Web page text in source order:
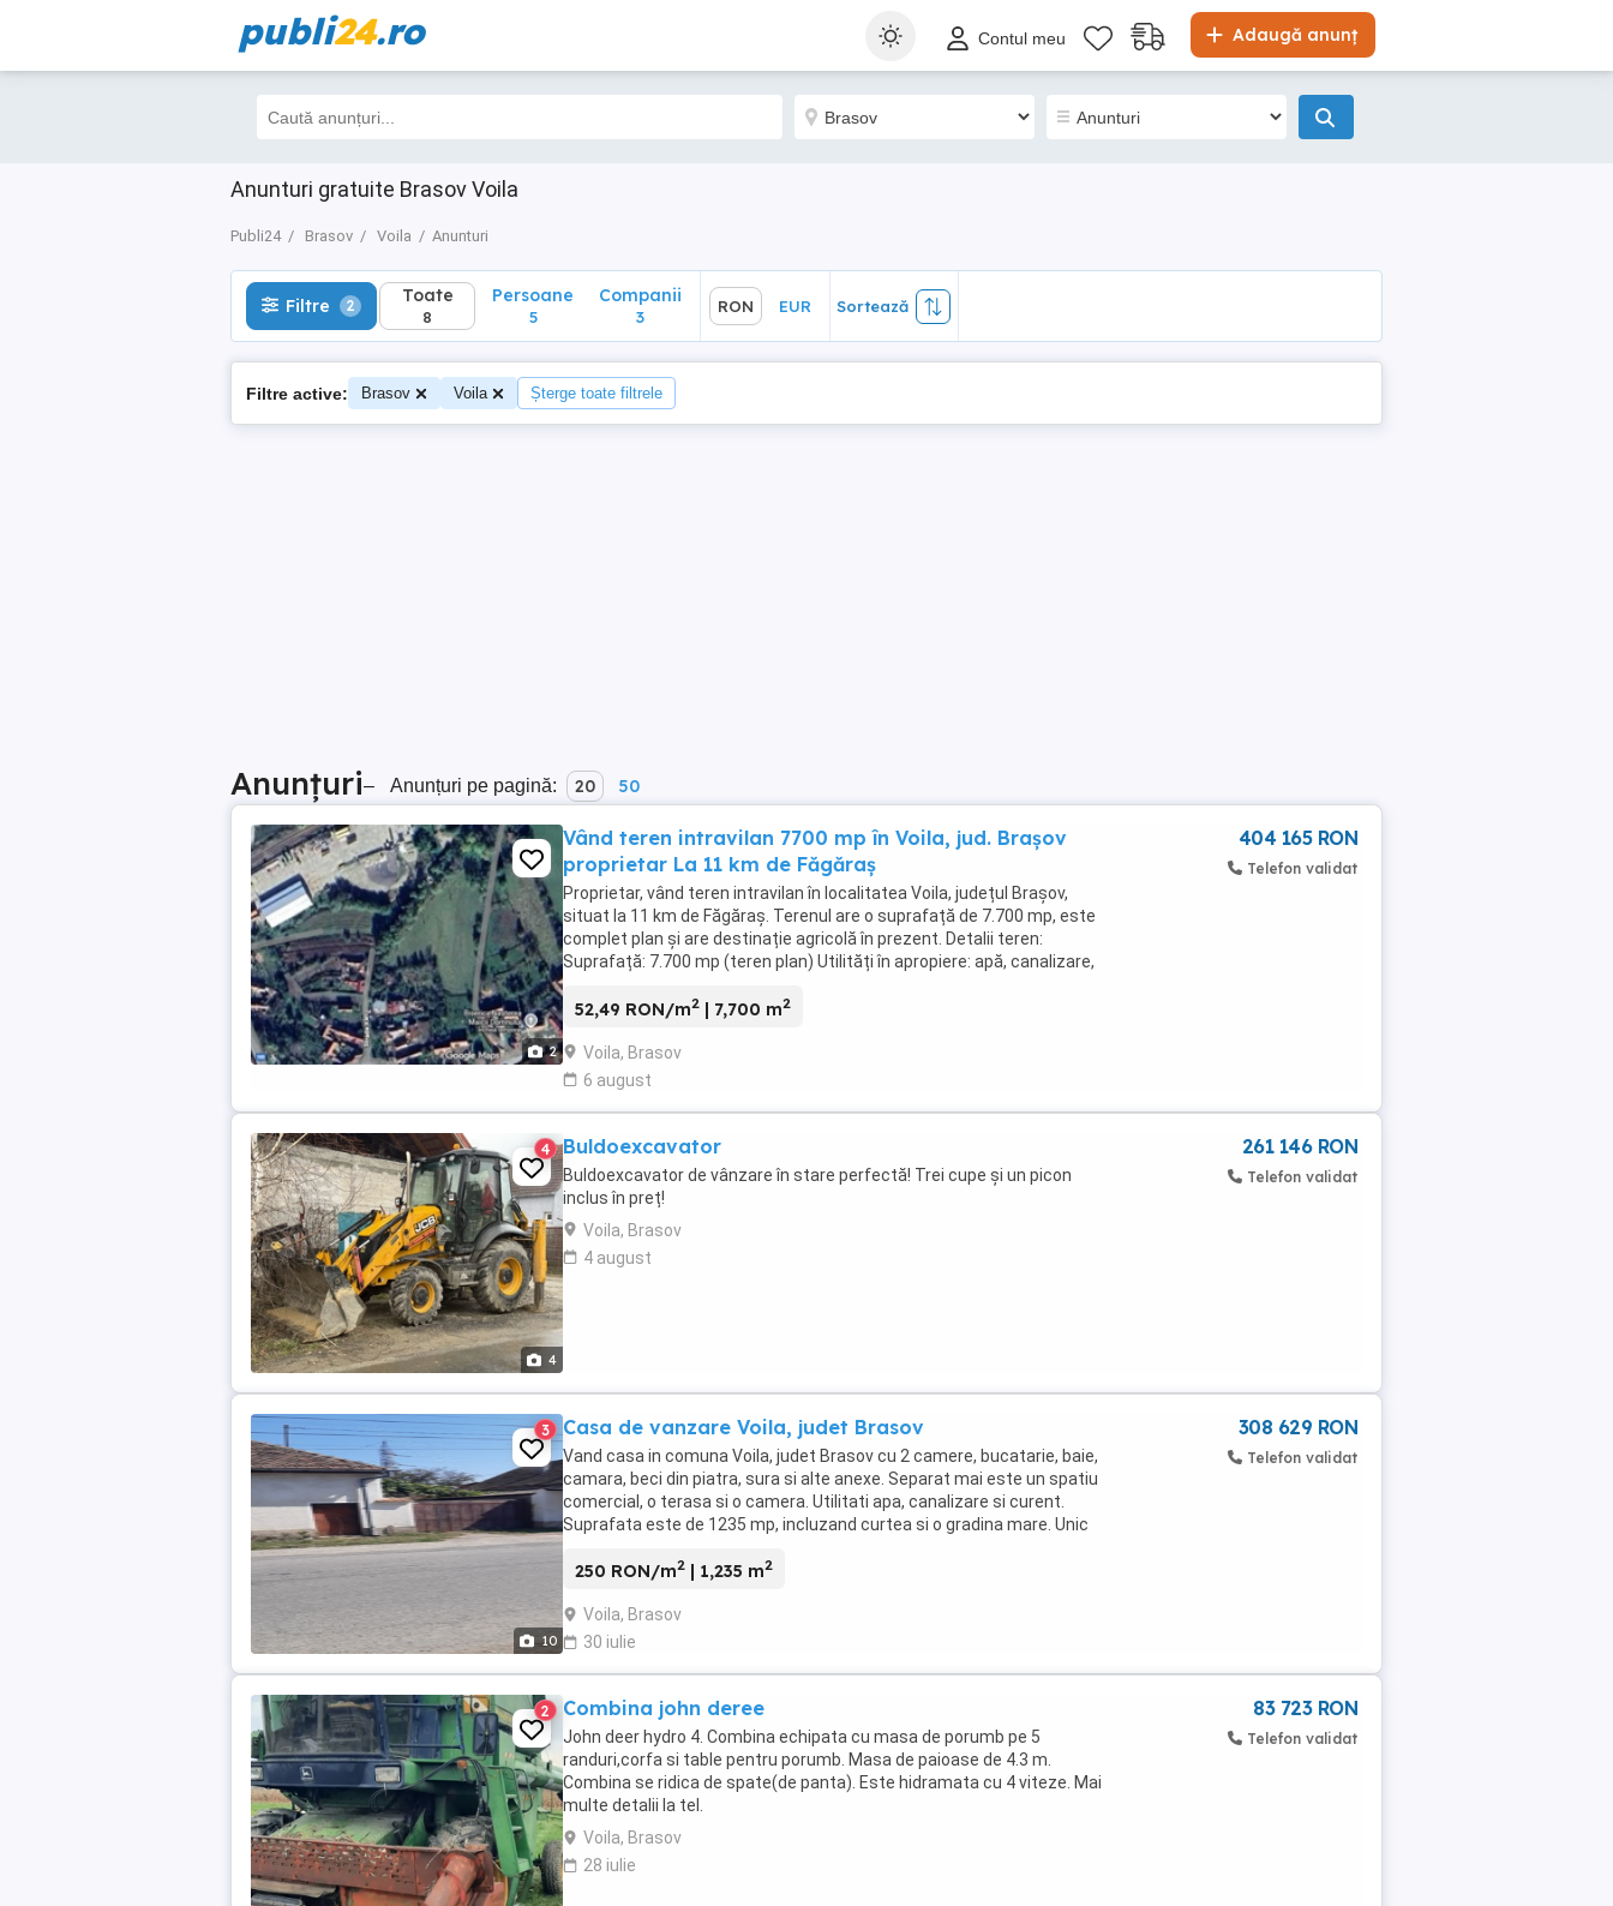
publi24.ro Adaugă anunț
Contul meu
Anunturi gratuite Brasov Voila
Publi24 Brasov Voila Anunturi
Filtre 2 Toate
8
Sortează
Filtre 2 Toate
8
Persoane
5
Companii
3
RON EUR Sortează
Filtre active: Brasov Voila Șterge toate filtrele
Anunțuri– Anunțuri pe pagină: 20 50
2
Vând teren intravilan 7700 mp în Voila, jud. Brașov
proprietar La 11 km de Făgăraș
Proprietar, vând teren intravilan în localitatea Voila, județul Brașov,
situat la 11 km de Făgăraș. Terenul are o suprafață de 7.700 mp, este
complet plan și are destinație agricolă în prezent. Detalii teren:
Suprafață: 7.700 mp (teren plan) Utilități în apropiere: apă, canalizare,
52,49 RON/m2 | 7,700 m2
Voila, Brasov
6 august
404 165 RON
Telefon validat
4
4 Buldoexcavator
Buldoexcavator de vânzare în stare perfectă! Trei cupe și un picon
inclus în preț!
Voila, Brasov
4 august
261 146 RON
Telefon validat
10
3 Casa de vanzare Voila, judet Brasov
Vand casa in comuna Voila, judet Brasov cu 2 camere, bucatarie, baie,
camara, beci din piatra, sura si alte anexe. Separat mai este un spatiu
comercial, o terasa si o camera. Utilitati apa, canalizare si curent.
Suprafata este de 1235 mp, incluzand curtea si o gradina mare. Unic
250 RON/m2 | 1,235 m2
Voila, Brasov
30 iulie
308 629 RON
Telefon validat
2 Combina john deree
John deer hydro 4. Combina echipata cu masa de porumb pe 5
randuri,corfa si table pentru porumb. Masa de paioase de 4.3 m.
Combina se ridica de spate(de panta). Este hidramata cu 4 viteze. Mai
multe detalii la tel.
Voila, Brasov
28 iulie
83 723 RON
Telefon validat